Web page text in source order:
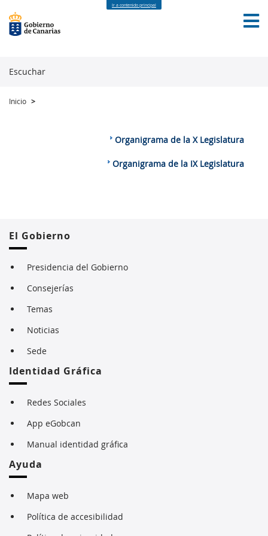
Ir a contenido principal
Escuchar
Inicio >
Organigrama de la X Legislatura
Organigrama de la IX Legislatura
El Gobierno
Presidencia del Gobierno
Consejerías
Temas
Noticias
Sede
Identidad Gráfica
Redes Sociales
App eGobcan
Manual identidad gráfica
Ayuda
Mapa web
Política de accesibilidad